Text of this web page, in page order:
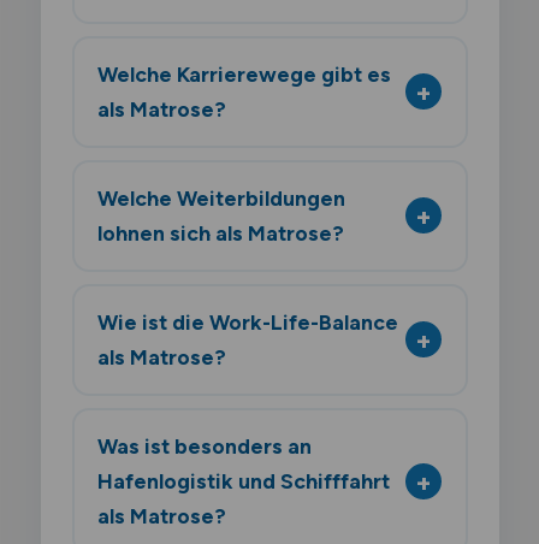
Welche Karrierewege gibt es
als Matrose?
Welche Weiterbildungen
lohnen sich als Matrose?
Wie ist die Work-Life-Balance
als Matrose?
Was ist besonders an
Hafenlogistik und Schifffahrt
als Matrose?